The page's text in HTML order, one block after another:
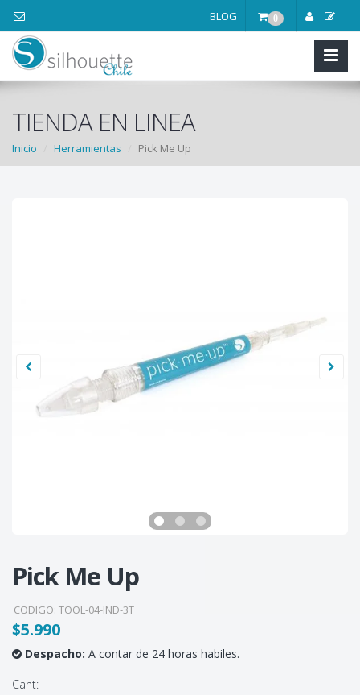
0
BLOG
TIENDA EN LINEA
Inicio Herramientas Pick Me Up
Pick Me Up
CODIGO: TOOL-04-IND-3T
$5.990
Despacho: A contar de 24 horas habiles.
Cant: